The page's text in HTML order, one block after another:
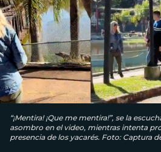
“¡Mentira! ¡Que me mentira!”, se la
asombro en el video, mientras intenta
presencia de los yacarés. Foto: Captura